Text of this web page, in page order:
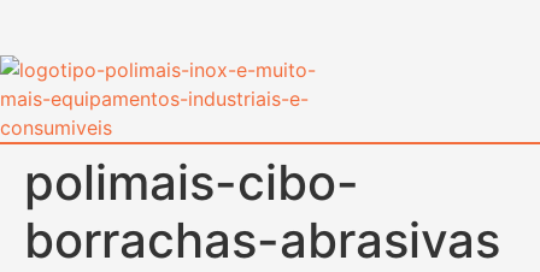
polimais-cibo-
borrachas-abrasivas